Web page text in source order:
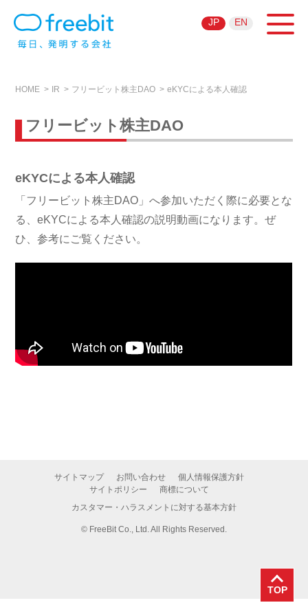
JP EN
HOME IR フリービット株主DAO eKYCによる本人確認
フリービット株主DAO
eKYCによる本人確認
「フリービット株主DAO」へ参加いただく際に必要とな
る、eKYCによる本人確認の説明動画になります。ぜ
ひ、参考にご覧ください。
サイトマップ お問い合わせ
個人情報保護方針
サイトポリシー
商標について
カスタマー・ハラスメントに対する基本方針
© FreeBit Co., Ltd. All Rights Reserved.